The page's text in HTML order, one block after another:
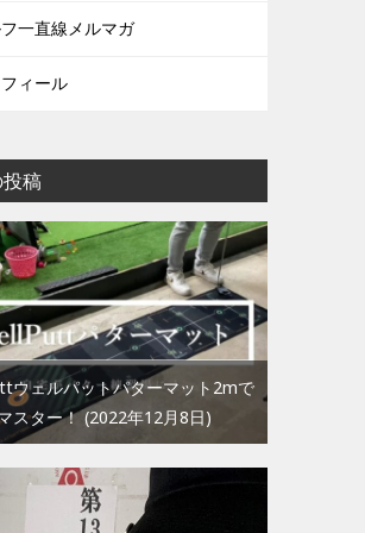
一直線メルマガ
ィール
稿
ウェルパットパターマット2mで
スター！ 2022年12月8日